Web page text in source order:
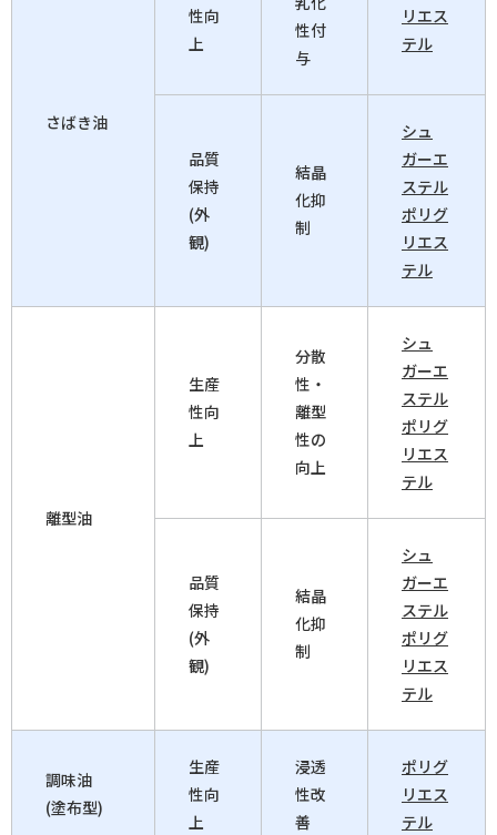
さばき油
性向
上
性付
与
リエス
テル
品質
保持
(外
観)
結晶
化抑
制
シュ
ガーエ
ステル
ポリグ
リエス
テル
離型油
生産
性向
上
分散
性・
離型
性の
向上
シュ
ガーエ
ステル
ポリグ
リエス
テル
品質
保持
(外
観)
結晶
化抑
制
シュ
ガーエ
ステル
ポリグ
リエス
テル
調味油
(塗布型)
生産
性向
上
浸透
性改
善
ポリグ
リエス
テル